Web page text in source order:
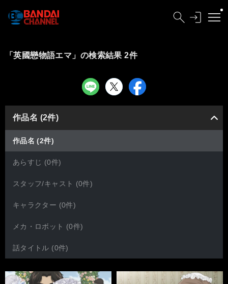
「英國戀物語エマ」の検索結果 2件
作品名 (2件)
作品名 (2件)
あらすじ (0件)
スタッフ/キャスト (0件)
キャラクター (0件)
メカ・ロボット (0件)
話タイトル (0件)